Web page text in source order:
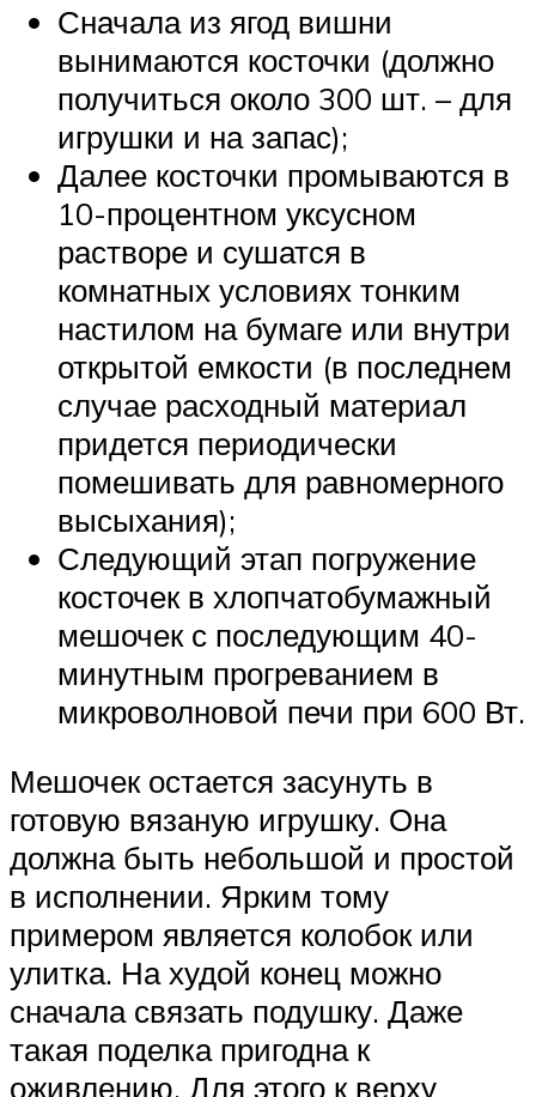
Сначала из ягод вишни
вынимаются косточки (должно
получиться около 300 шт. – для
игрушки и на запас);
Далее косточки промываются в
10-процентном уксусном
растворе и сушатся в
комнатных условиях тонким
настилом на бумаге или внутри
открытой емкости (в последнем
случае расходный материал
придется периодически
помешивать для равномерного
высыхания);
Следующий этап погружение
косточек в хлопчатобумажный
мешочек с последующим 40-
минутным прогреванием в
микроволновой печи при 600 Вт.
Мешочек остается засунуть в
готовую вязаную игрушку. Она
должна быть небольшой и простой
в исполнении. Ярким тому
примером является колобок или
улитка. На худой конец можно
сначала связать подушку. Даже
такая поделка пригодна к
оживлению. Для этого к верху